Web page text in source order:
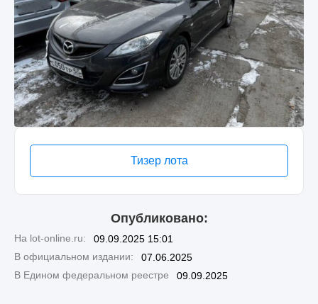
Тизер лота
Опубликовано:
На lot-online.ru:
09.09.2025 15:01
В официальном издании:
07.06.2025
В Едином федеральном реестре
09.09.2025